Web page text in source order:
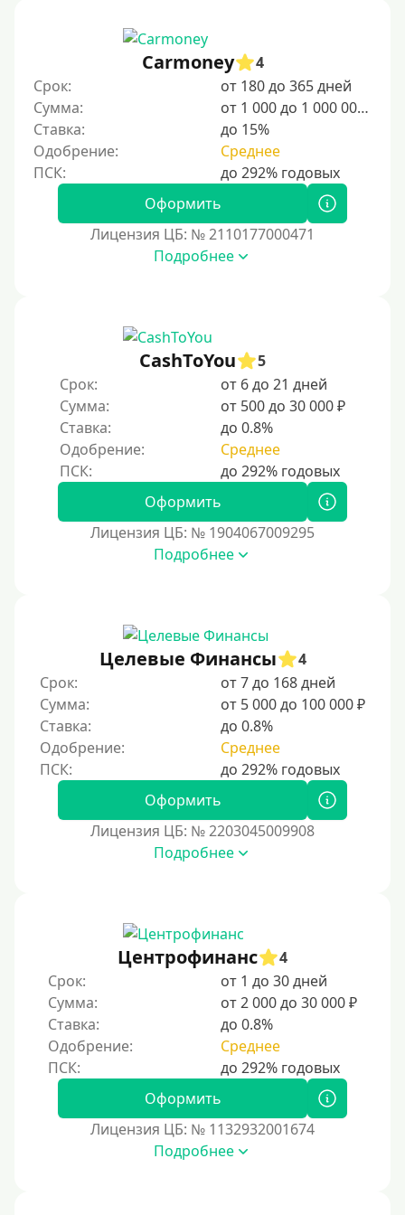
Для граждан Узбекистана, проживающих за рубежом
Сумма (рублей)
100 руб
200 руб
300 руб
2500 руб
3000 руб
4000 руб
5000 руб
15000 руб
20000 руб
25000 руб
30000 руб
35000 руб
80000 руб
90000 руб
100000 руб
150000 руб
250000 руб
Carmoney
4
Срок:
от 180 до 365 дней
Сумма:
от 1 000 до 1 000 000 ₽
Ставка:
до 15%
Одобрение:
Среднее
Оформить
Лицензия ЦБ: № 2110177000471
Подробнее
CashToYou
5
Срок:
от 6 до 21 дней
Сумма:
от 500 до 30 000 ₽
Ставка:
до 0.8%
Одобрение:
Среднее
Оформить
Лицензия ЦБ: № 1904067009295
Подробнее
Целевые Финансы
4
Срок:
от 7 до 168 дней
Сумма:
от 5 000 до 100 000 ₽
Ставка:
до 0.8%
Одобрение:
Среднее
Оформить
Лицензия ЦБ: № 2203045009908
Подробнее
Центрофинанс
4
Срок:
от 1 до 30 дней
Сумма:
от 2 000 до 30 000 ₽
Ставка:
до 0.8%
Одобрение:
Среднее
Оформить
Лицензия ЦБ: № 1132932001674
Подробнее